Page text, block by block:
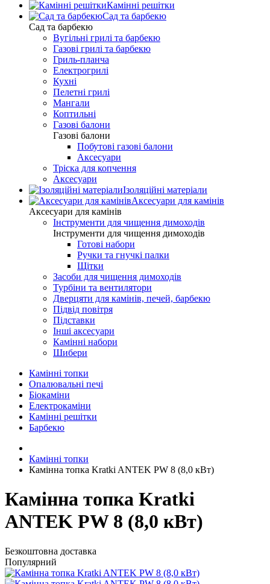
Камінні решітки
Сад та барбекю
Сад та барбекю
Вугільні грилі та барбекю
Газові грилі та барбекю
Гриль-планча
Електрогрилі
Кухні
Пелетні грилі
Мангали
Коптильні
Газові балони
Газові балони
Побутові газові балони
Аксесуари
Тріска для копчення
Аксесуари
Ізоляційні матеріали
Аксесуари для камінів
Аксесуари для камінів
Інструменти для чищення димоходів
Інструменти для чищення димоходів
Готові набори
Ручки та гнучкі палки
Щітки
Засоби для чищення димоходів
Турбіни та вентилятори
Дверцяти для камінів, печей, барбекю
Підвід повітря
Підставки
Інші аксесуари
Камінні набори
Шибери
Камінні топки
Опалювальні печі
Біокаміни
Електрокаміни
Камінні решітки
Барбекю
Камінні топки
Камінна топка Kratki ANTEK PW 8 (8,0 кВт)
Камінна топка Kratki
ANTEK PW 8 (8,0 кВт)
Безкоштовна доставка
Популярний